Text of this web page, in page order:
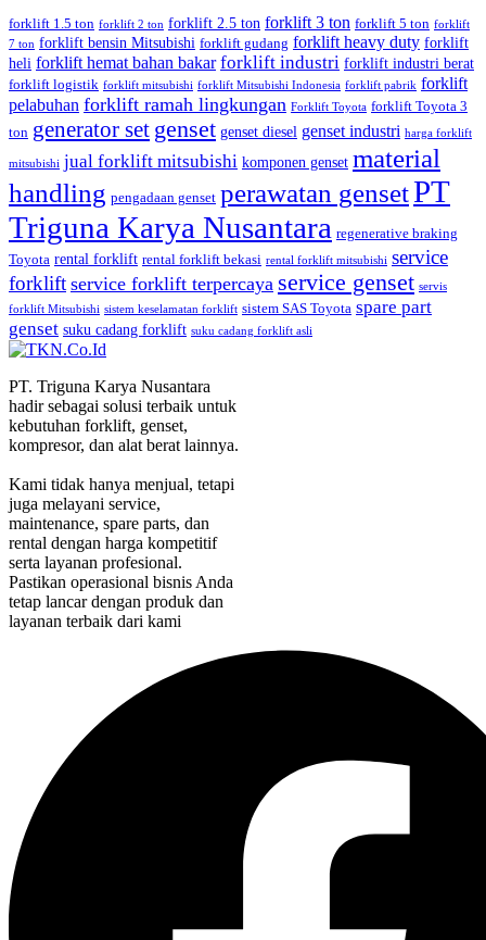
forklift 1.5 ton forklift 2 ton forklift 2.5 ton forklift 3 ton forklift 5 ton forklift
7 ton forklift bensin Mitsubishi forklift gudang forklift heavy duty forklift
heli forklift hemat bahan bakar forklift industri forklift industri berat
forklift logistik forklift mitsubishi forklift Mitsubishi Indonesia forklift pabrik forklift
pelabuhan forklift ramah lingkungan Forklift Toyota forklift Toyota 3
ton generator set genset genset diesel genset industri harga forklift
mitsubishi jual forklift mitsubishi komponen genset material
handling pengadaan genset perawatan gensetPT
Triguna Karya Nusantara regenerative braking
Toyota rental forklift rental forklift bekasi rental forklift mitsubishi service
forklift service forklift terpercaya service genset servis
forklift Mitsubishi sistem keselamatan forklift sistem SAS Toyota spare part
genset suku cadang forklift suku cadang forklift asli
PT. Triguna Karya Nusantara
hadir sebagai solusi terbaik untuk
kebutuhan forklift, genset,
kompresor, dan alat berat lainnya.
Kami tidak hanya menjual, tetapi
juga melayani service,
maintenance, spare parts, dan
rental dengan harga kompetitif
serta layanan profesional.
Pastikan operasional bisnis Anda
tetap lancar dengan produk dan
layanan terbaik dari kami